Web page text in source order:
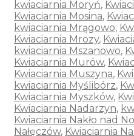
kwiaciarnia Moryń,
Kwiaciarnia Mosina,
kwiaciarnia Mrągowo,
Kwiaciarnia Mrozy,
kwiaciarnia Mszanowo,
Kwiaciarnia Murów,
Kwiaciarnia Muszyna,
kwiaciarnia Myślibórz,
Kwiaciarnia Myszków,
Kwiaciarnia Nadarzyn,
Kwiaciarnia Nakło nad
Nałęczów, Kwiaciarnia